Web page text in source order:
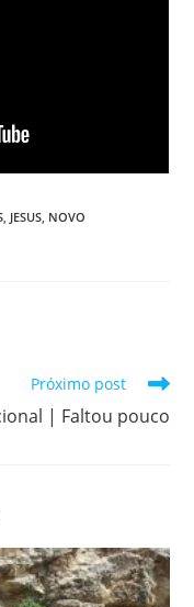
, JESUS, NOVO
Próximo post
| Faltou pouco